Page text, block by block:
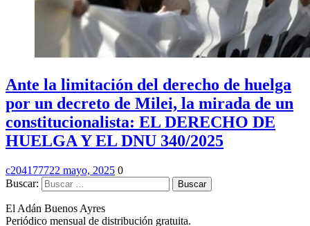
Ante la limitación del derecho de huelga
por un decreto de Milei, la mirada de un
constitucionalista: EL DERECHO DE
HUELGA Y EL DNU 340/2025
c204177722 mayo, 2025 0
Buscar:
El Adán Buenos Ayres
Periódico mensual de distribución gratuita.